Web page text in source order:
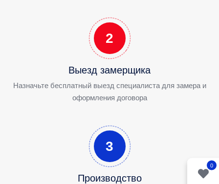
0
2
Выезд замерщика
Назначьте бесплатный выезд специалиста для замера и
оформления договора
3
Производство